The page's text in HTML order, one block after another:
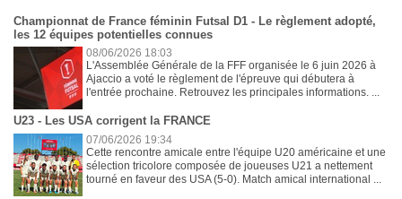
Championnat de France féminin Futsal D1 - Le règlement adopté,
les 12 équipes potentielles connues
08/06/2026 18:03
L'Assemblée Générale de la FFF organisée le 6 juin 2026 à
Ajaccio a voté le règlement de l'épreuve qui débutera à
l'entrée prochaine. Retrouvez les principales informations. ...
U23 - Les USA corrigent la FRANCE
07/06/2026 19:34
Cette rencontre amicale entre l'équipe U20 américaine et une
sélection tricolore composée de joueuses U21 a nettement
tourné en faveur des USA (5-0). Match amical international ...